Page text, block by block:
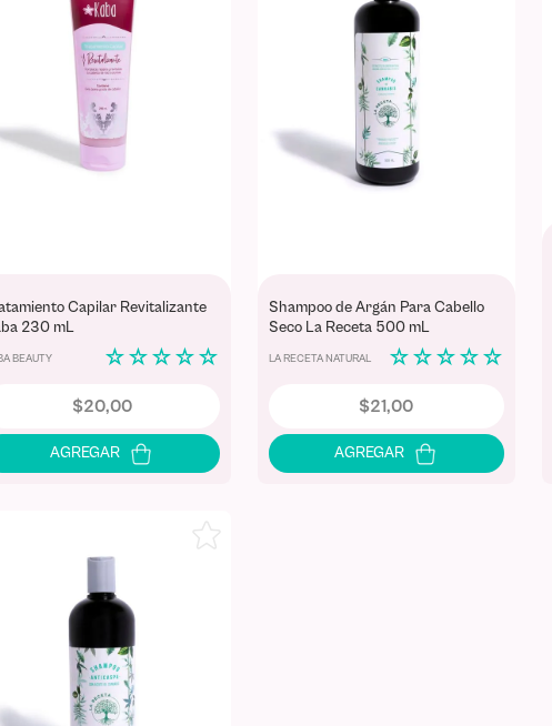
Capilar Revitalizante
230 mL
BEAUTY ☆ ☆ ☆ ☆ ☆
$20,00
Shampoo de Argán Para Cabello
Seco La Receta 500 mL
LA RECETA NATURAL ☆ ☆ ☆ ☆ ☆
$21,00